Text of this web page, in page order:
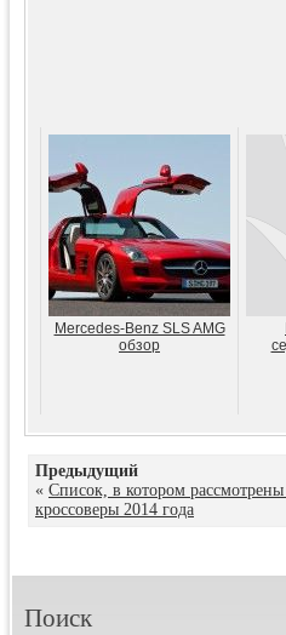
Mercedes-Benz SLS AMG
обзор
Предыдущий
« Список, в котором
кроссоверы 2014 года
Поиск